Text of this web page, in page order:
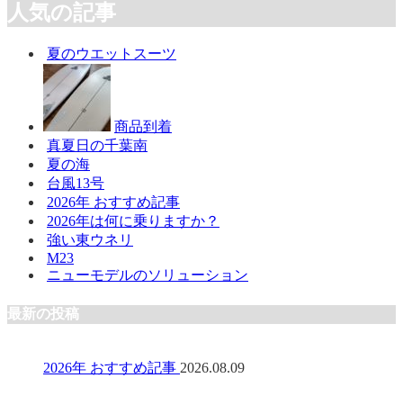
人気の記事
夏のウエットスーツ
商品到着
真夏日の千葉南
夏の海
台風13号
2026年 おすすめ記事
2026年は何に乗りますか？
強い東ウネリ
M23
ニューモデルのソリューション
最新の投稿
2026年 おすすめ記事 2026.08.09